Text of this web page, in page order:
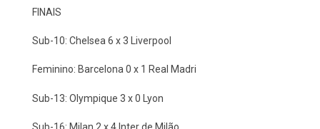
FINAIS
Sub-10: Chelsea 6 x 3 Liverpool
Feminino: Barcelona 0 x 1 Real Madri
Sub-13: Olympique 3 x 0 Lyon
Sub-16: Milan 2 x 4 Inter de Milão